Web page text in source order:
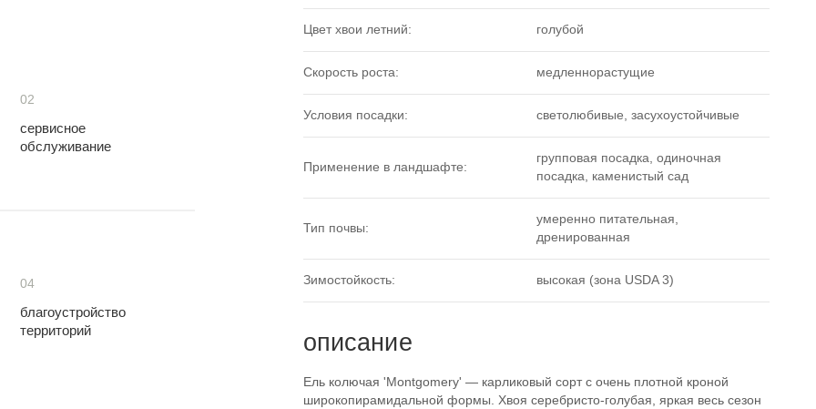
02
сервисное
обслуживание
04
благоустройство
территорий
Цвет хвои летний: голубой
Скорость роста: медленнорастущие
Условия посадки: светолюбивые, засухоустойчивые
Применение в ландшафте:
групповая посадка, одиночная
посадка, каменистый сад
Тип почвы:
умеренно питательная,
дренированная
Зимостойкость: высокая (зона USDA 3)
описание
Ель колючая 'Montgomery' — карликовый сорт с очень плотной кроной
широкопирамидальной формы. Хвоя серебристо-голубая, яркая весь сезон